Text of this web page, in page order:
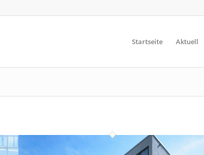
Startseite Aktuell